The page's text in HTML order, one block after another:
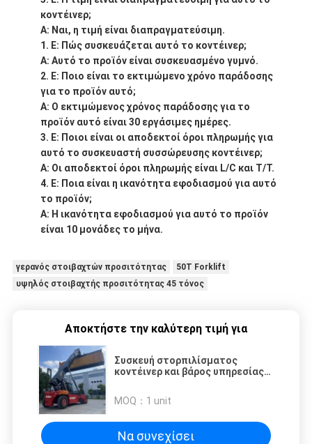
κοντέινερ;
Α: Ναι, η τιμή είναι διαπραγματεύσιμη.
Ε: Πώς συσκευάζεται αυτό το κοντέινερ;
Α: Αυτό το προϊόν είναι συσκευασμένο γυμνό.
Ε: Ποιο είναι το εκτιμώμενο χρόνο παράδοσης
για το προϊόν αυτό;
Α: Ο εκτιμώμενος χρόνος παράδοσης για το
προϊόν αυτό είναι 30 εργάσιμες ημέρες.
Ε: Ποιοι είναι οι αποδεκτοί όροι πληρωμής για
αυτό το συσκευαστή συσσώρευσης κοντέινερ;
Α: Οι αποδεκτοί όροι πληρωμής είναι L/C και T/T.
Ε: Ποια είναι η ικανότητα εφοδιασμού για αυτό
το προϊόν;
Α: Η ικανότητα εφοδιασμού για αυτό το προϊόν
είναι 10 μονάδες το μήνα.
γερανός στοιβαχτών προσιτότητας
50T Forklift
υψηλός στοιβαχτής προσιτότητας 45 τόνος
Αποκτήστε την καλύτερη τιμή για
Συσκευή στορπιλίσματος
κοντέινερ και βάρος υπηρεσίας
MOQ： 1 unit
Να συνεχίσει